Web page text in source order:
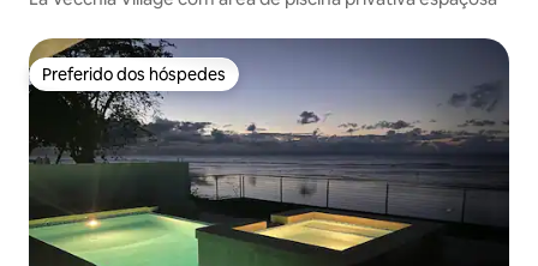
Preferido dos hóspedes
Preferido dos hóspedes